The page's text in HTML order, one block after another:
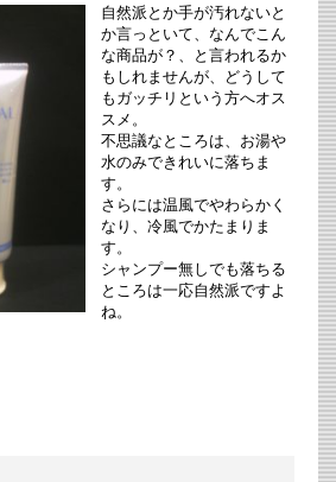
自然派とか手が汚れないと
か言っといて、なんでこん
な商品が？、と言われるか
もしれませんが、どうして
もガッチリという方へオス
スメ。
不思議なところは、お湯や
水のみできれいに落ちま
す。
さらには温風でやわらかく
なり、冷風でかたまりま
す。
シャンプー無しでも落ちる
ところは一応自然派ですよ
ね。